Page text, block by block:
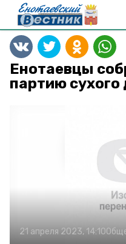
Енотаевцы
партию
21 апреля 2023, 14:10